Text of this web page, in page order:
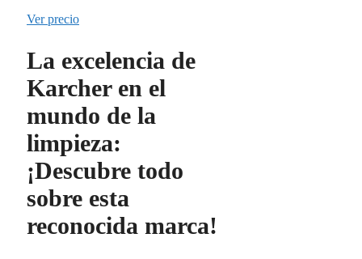
Ver precio
La excelencia de
Karcher en el
mundo de la
limpieza:
¡Descubre todo
sobre esta
reconocida marca!